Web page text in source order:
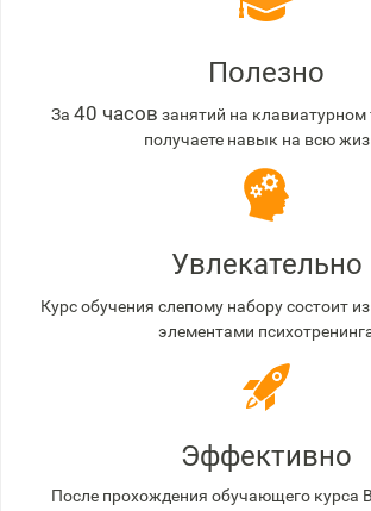
Полезно
За 40 часов занятий на
получаете навык на всю
Увлекательно
Курс обучения слепому набору состоит из
элементами
Эффективно
После прохождения обучающего курса